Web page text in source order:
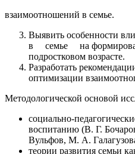
взаимоотношений в семье.
Выявить особенности
в семье на
подростковом возрасте.
Разработать
оптимизации
Методологической основой
социально-
воспитанию (В. Г.
Вульфов, М. А.
теории развития семьи